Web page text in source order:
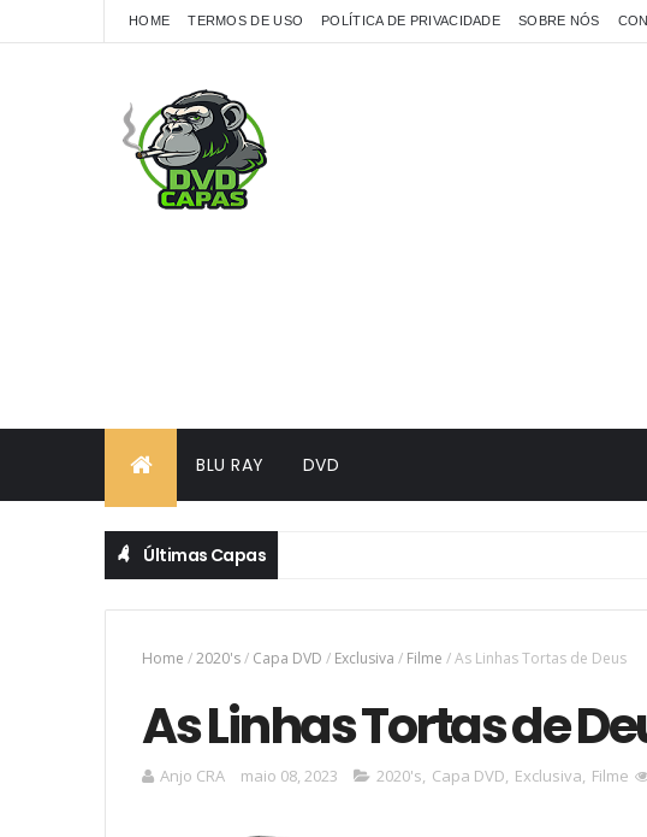
HOME TERMOS DE USO POLÍTICA DE PRIVACIDADE SOBRE NÓS
BLU RAY DVD
Últimas Capas
Home /2020's/ Capa DVD / Exclusiva / Filme /As Linhas Tortas de Deus
As Linhas Tortas de
Anjo CRA maio 08, 2023 2020's, Capa DVD, Exclusiva, Filme